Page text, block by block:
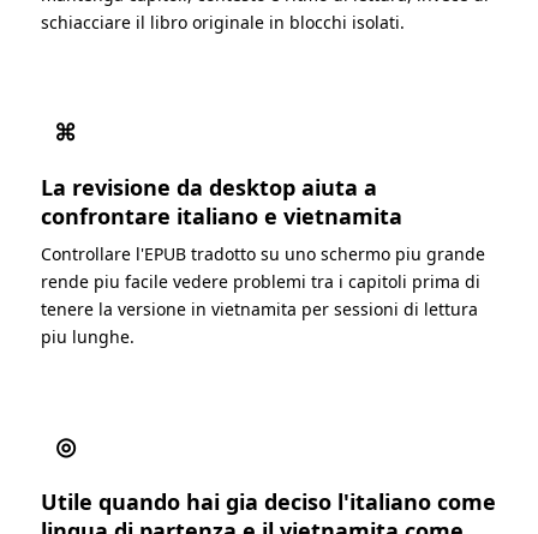
schiacciare il libro originale in blocchi isolati.
⌘
La revisione da desktop aiuta a
confrontare italiano e vietnamita
Controllare l'EPUB tradotto su uno schermo piu grande
rende piu facile vedere problemi tra i capitoli prima di
tenere la versione in vietnamita per sessioni di lettura
piu lunghe.
◎
Utile quando hai gia deciso l'italiano come